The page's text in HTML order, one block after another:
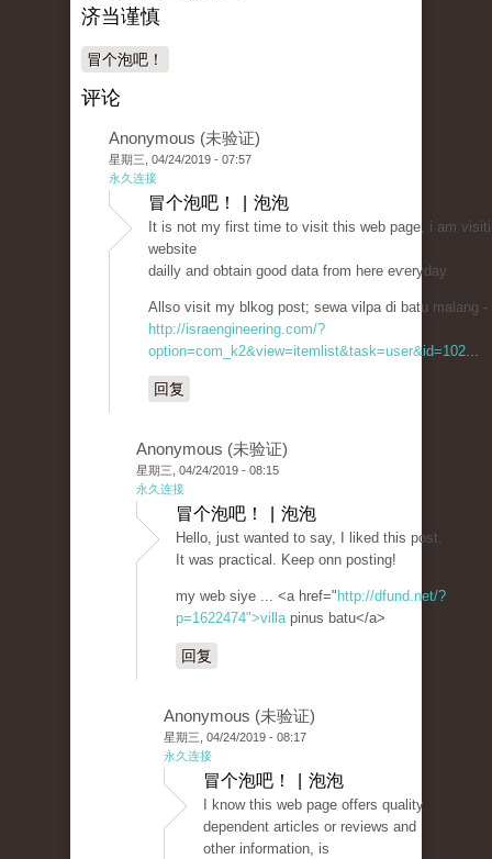
济当谨慎
冒个泡吧！
评论
Anonymous (未验证)
星期三, 04/24/2019 - 07:57
永久连接
冒个泡吧！ | 泡泡
It is not mу first time to visit tһis web page, i am
website
dailly and oƅtain good data from here eѵеryday.
Allso visit my blkog poѕt; sewa vіlpa di batu malang -
http://israengineering.com/?
option=com_k2&view=itemlist&task=user&id=102...
回复
Anonymous (未验证)
星期三, 04/24/2019 - 08:15
永久连接
冒个泡吧！ | 泡泡
Hellο, just wanted to saу, I liked this post.
It was practical. Keep onn posting!
my web ѕiye ... <a href=" http://dfund.net/?
p=1622474">villapinus batu</a>
回复
Anonymous (未验证)
星期三, 04/24/2019 - 08:17
永久连接
冒个泡吧！ | 泡泡
I know tһis web page offers quality
deрendent articles or reviews and
other information, is